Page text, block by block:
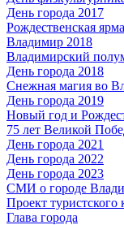
День города 2017
Рождественская
Владимир 2018
Владимирский
День города 2018
Снежная магия во
День города 2019
Новый год и
75 лет Великой
День города 2021
День города 2022
День города 2023
СМИ о городе
Проект туристского
Глава города